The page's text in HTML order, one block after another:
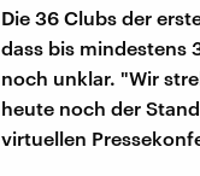
Die 36 Clubs der
dass bis mindestens
noch unklar. "Wir
heute noch der
virtuellen